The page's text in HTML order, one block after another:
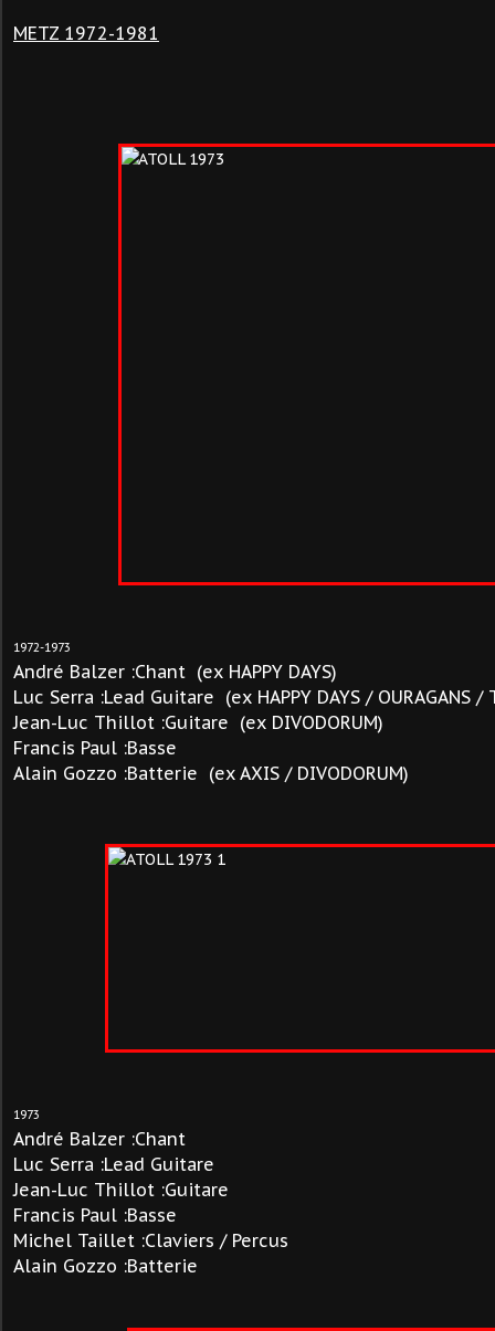
METZ 1972-1981
1972-1973
André Balzer :Chant (ex HAPPY DAYS)
Luc Serra :Lead Guitare (ex HAPPY DAYS / OURAGANS /
Jean-Luc Thillot :Guitare (ex DIVODORUM)
Francis Paul :Basse
Alain Gozzo :Batterie (ex AXIS / DIVODORUM)
1973
André Balzer :Chant
Luc Serra :Lead Guitare
Jean-Luc Thillot :Guitare
Francis Paul :Basse
Michel Taillet :Claviers / Percus
Alain Gozzo :Batterie